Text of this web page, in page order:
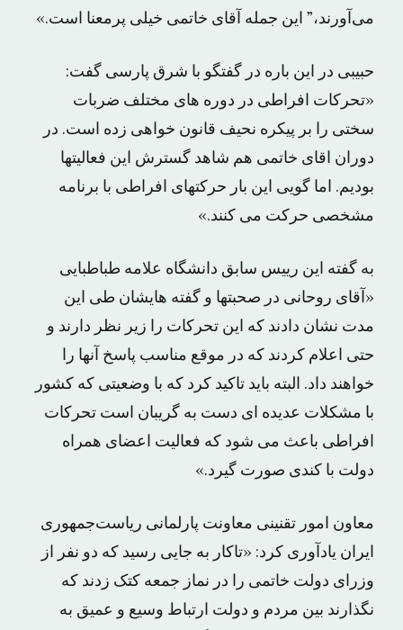
می‌آورند،” این جمله آقای خاتمی خیلی پرمعنا است.»
حبیبی در این باره در گفتگو با شرق پارسی گفت:
«تحرکات افراطی در دوره های مختلف ضربات
سختی را بر پیکره نحیف قانون خواهی زده است. در
دوران اقای خاتمی هم شاهد گسترش این فعالیتها
بودیم. اما گویی این بار حرکتهای افراطی با برنامه
مشخصی حرکت می کنند.»
به گفته این رییس سابق دانشگاه علامه طباطبایی
«آقای روحانی در صحبتها و گفته هایشان طی این
مدت نشان دادند که این تحرکات را زیر نظر دارند و
حتی اعلام کردند که در موقع مناسب پاسخ آنها را
خواهند داد. البته باید تاکید کرد که با وضعیتی که کشور
با مشکلات عدیده ای دست به گریبان است تحرکات
افراطی باعث می شود که فعالیت اعضای همراه
دولت با کندی صورت گیرد.»
معاون امور تقنینی معاونت پارلمانی ریاست‌جمهوری
ایران یادآوری کرد: «تاکار به جایی رسید که دو نفر از
وزرای دولت خاتمی را در نماز جمعه کتک زدند که
نگذارند بین مردم و دولت ارتباط وسیع و عمیق به